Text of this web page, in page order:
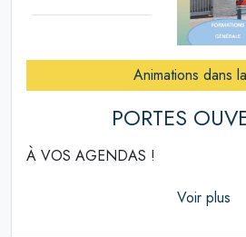
Animations dans
PORTES
À VOS AGENDAS !
Voir plus